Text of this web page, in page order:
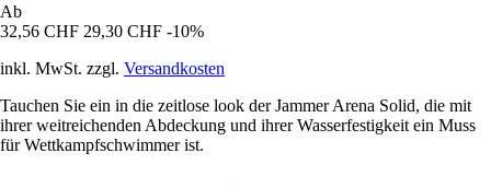
Ab
32,56 CHF 29,30 CHF -10%
inkl. MwSt. zzgl. Versandkosten
Tauchen Sie ein in die zeitlose look der Jammer Arena Solid, die mit
ihrer weitreichenden Abdeckung und ihrer Wasserfestigkeit ein Muss
für Wettkampfschwimmer ist.